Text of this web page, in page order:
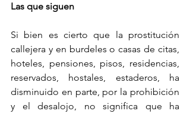
Las que siguen
Si bien es cierto que la prostitución
callejera y en burdeles o casas de citas,
hoteles, pensiones, pisos, residencias,
reservados, hostales, estaderos, ha
disminuido en parte, por la prohibición
y el desalojo, no significa que ha